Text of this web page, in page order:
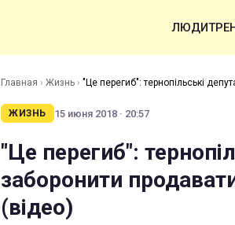
ЛЮДИ
Главная › Жизнь › "Це перегиб": тернопільські
ЖИЗНЬ 15 июня 2018 · 20:57
"Це перегиб":
заборонити
(відео)